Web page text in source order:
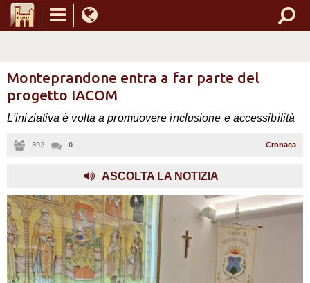
Monteprandone entra a far parte del
progetto IACOM
L'iniziativa è volta a promuovere inclusione e accessibilità
392 0 Cronaca
ASCOLTA LA NOTIZIA